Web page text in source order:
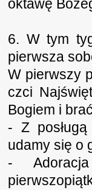
oktawę
6. W tym
pierwsza
W pierwszy
czci
Bogiem i
- Z
udamy się o
-